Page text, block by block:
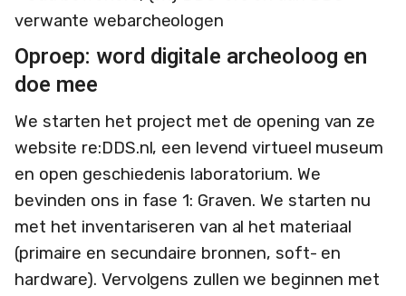
verwante webarcheologen
Oproep: word digitale archeoloog en
doe mee
We starten het project met de opening van ze
website re:DDS.nl, een levend virtueel museum
en open geschiedenis laboratorium. We
bevinden ons in fase 1: Graven. We starten nu
met het inventariseren van al het materiaal
(primaire en secundaire bronnen, soft- en
hardware). Vervolgens zullen we beginnen met